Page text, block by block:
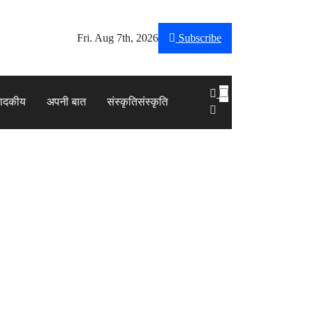
Fri. Aug 7th, 2026 Subscribe
अपनी बात संस्कृतिसंस्कृति